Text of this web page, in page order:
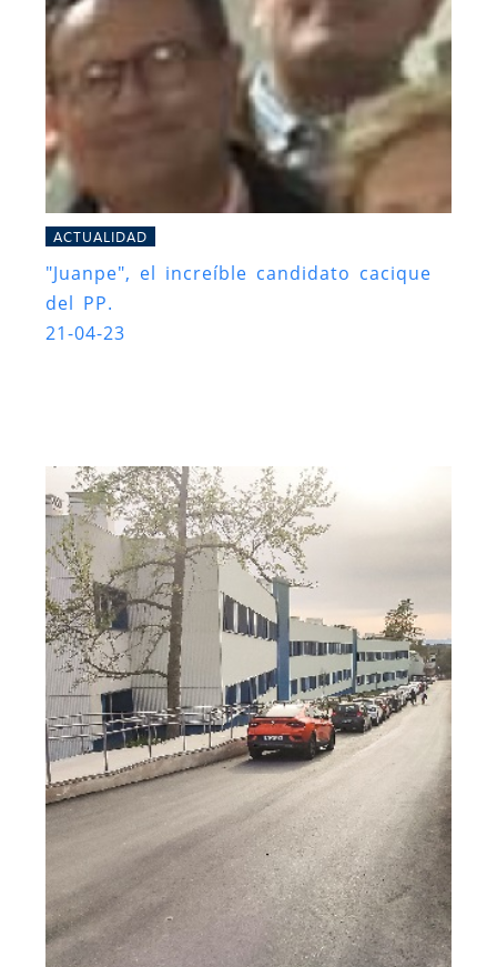
ACTUALIDAD
"Juanpe", el increíble candidato cacique
del PP.
21-04-23